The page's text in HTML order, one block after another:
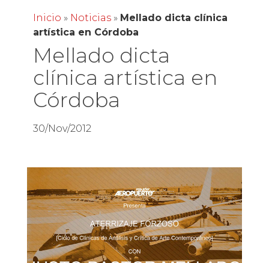
Inicio » Noticias» Mellado dicta clínica
artística en Córdoba
Mellado dicta
clínica artística en
Córdoba
30/Nov/2012